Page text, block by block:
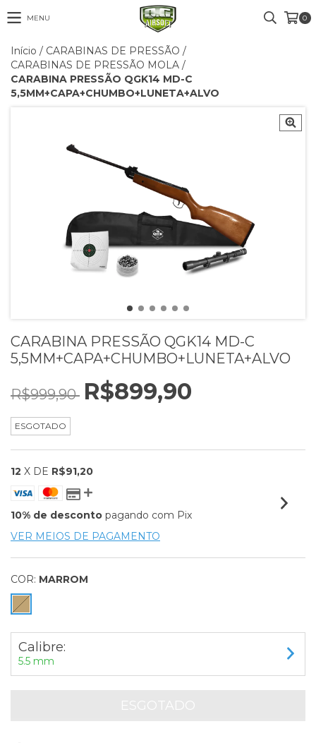
MENU 0
Início / CARABINAS DE PRESSÃO /
CARABINAS DE PRESSÃO MOLA /
CARABINA PRESSÃO QGK14 MD-C
5,5MM+CAPA+CHUMBO+LUNETA+ALVO
CARABINA PRESSÃO QGK14 MD-C
5,5MM+CAPA+CHUMBO+LUNETA+ALVO
R$999,90 R$899,90
ESGOTADO
12 X DE R$91,20
10% de desconto pagando com Pix
VER MEIOS DE PAGAMENTO
COR: MARROM
Calibre:
5.5 mm